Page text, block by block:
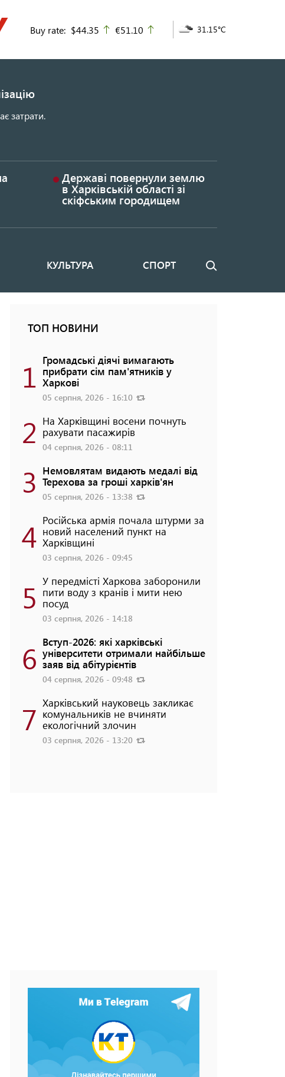
Buy rate: $44.35 up
€51.10 31.15°C
затрати.
Державі повернули землю
в Харківській області зі
скіфським городищем
КУЛЬТУРА СПОРТ Пошук
ТОП НОВИНИ
1 Громадські діячі вимагають
прибрати сім пам'ятників у
Харкові
05 серпня, 2026 - 16:10
2 На Харківщині восени почнуть
рахувати пасажирів
04 серпня, 2026 - 08:11
3 Немовлятам видають медалі від
Терехова за гроші харків'ян
05 серпня, 2026 - 13:38
4 Російська армія почала штурми за
новий населений пункт на
Харківщині
03 серпня, 2026 - 09:45
5 У передмісті Харкова заборонили
пити воду з кранів і мити нею
посуд
03 серпня, 2026 - 14:18
6 Вступ-2026: які харківські
університети отримали найбільше
заяв від абітурієнтів
04 серпня, 2026 - 09:48
7 Харківський науковець закликає
комунальників не вчиняти
екологічний злочин
03 серпня, 2026 - 13:20